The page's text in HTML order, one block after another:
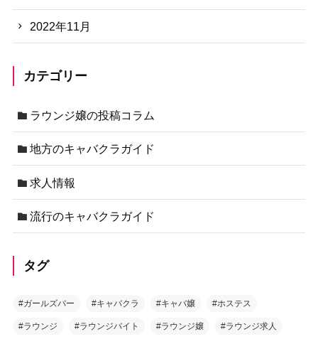
2022年11月
カテゴリー
ラウンジ嬢の投稿コラム
地方のキャバクラガイド
求人情報
流行のキャバクラガイド
タグ
#ガールズバー #キャバクラ #キャバ嬢 #ホステス
#ラウンジ #ラウンジバイト #ラウンジ嬢 #ラウンジ求人